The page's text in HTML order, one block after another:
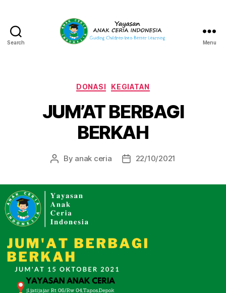
Search
Indonesia
Menu
Categories
DONASI KEGIATAN
JUM’AT BERBAGI
BERKAH
Post
By anak ceria
Post22/10/2021